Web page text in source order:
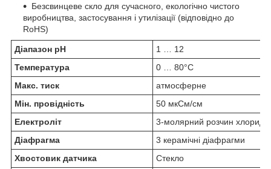
Безсвинцеве скло для сучасного, екологічно чистого
виробництва, застосування і утилізації (відповідно до
RoHS)
Діапазон pH
1 … 12
Температура
0 … 80°C
Макс. тиск
атмосферне
Мін. провідність
50 мкСм/см
Електроліт
3-молярний розчин хлориду
Діафрагма
3 керамічні діафрагми
Хвостовик датчика
Стекло